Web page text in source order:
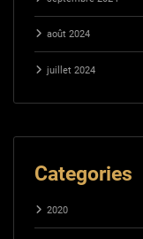
août 2024
juillet 2024
Categories
2020